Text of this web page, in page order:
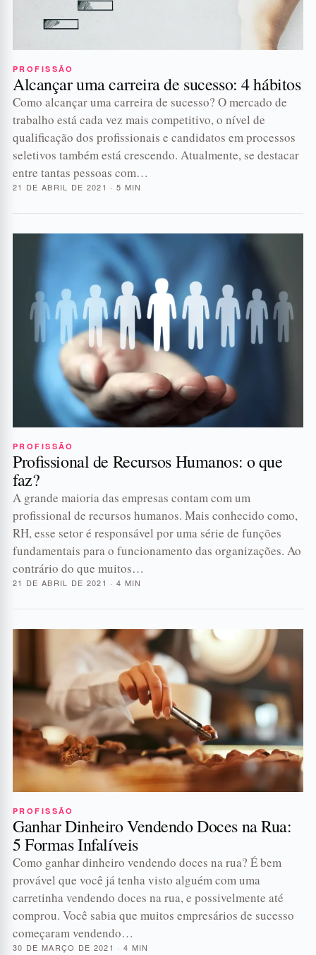
PROFISSÃO
Alcançar uma carreira de sucesso: 4 hábitos
Como alcançar uma carreira de sucesso? O mercado de
trabalho está cada vez mais competitivo, o nível de
qualificação dos profissionais e candidatos em processos
seletivos também está crescendo. Atualmente, se destacar
entre tantas pessoas com…
21 DE ABRIL DE 2021 · 5 MIN
PROFISSÃO
Profissional de Recursos Humanos: o que
faz?
A grande maioria das empresas contam com um
profissional de recursos humanos. Mais conhecido como,
RH, esse setor é responsável por uma série de funções
fundamentais para o funcionamento das organizações. Ao
contrário do que muitos…
21 DE ABRIL DE 2021 · 4 MIN
PROFISSÃO
Ganhar Dinheiro Vendendo Doces na Rua:
5 Formas Infalíveis
Como ganhar dinheiro vendendo doces na rua? É bem
provável que você já tenha visto alguém com uma
carretinha vendendo doces na rua, e possivelmente até
comprou. Você sabia que muitos empresários de sucesso
começaram vendendo…
30 DE MARÇO DE 2021 · 4 MIN